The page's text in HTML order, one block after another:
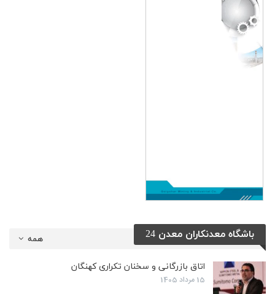
همه باشگاه معدنکاران معدن 24
اتاق بازرگانی و سخنان تکراری کهنگان
15 مرداد 1405